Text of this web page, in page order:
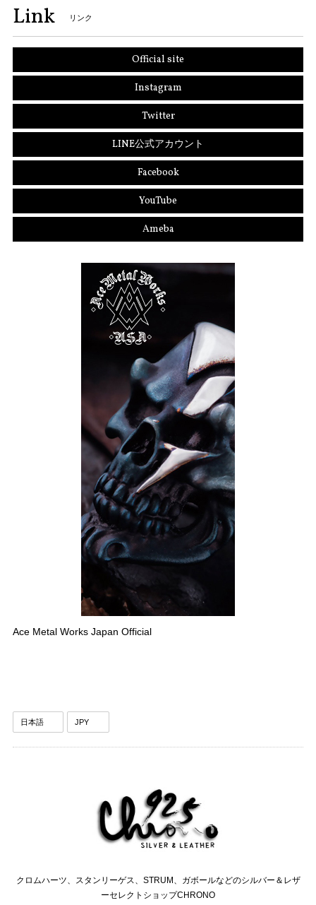
Link リンク
Official site
Instagram
Twitter
LINE公式アカウント
Facebook
YouTube
Ameba
Ace Metal Works Japan Official
クロムハーツ、スタンリーゲス、STRUM、ガボールなどのシルバー＆レザ
ーセレクトショップCHRONO